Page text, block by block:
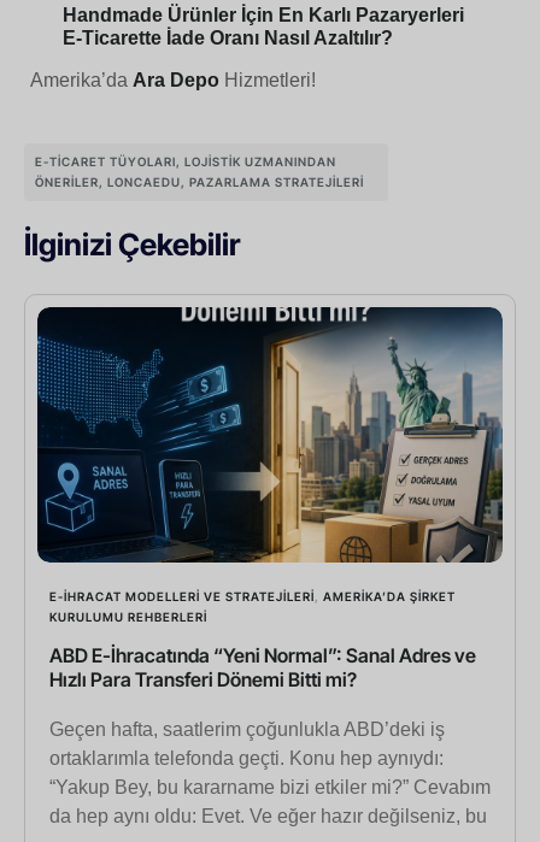
Handmade Ürünler İçin En Karlı Pazaryerleri
E-Ticarette İade Oranı Nasıl Azaltılır?
Amerika’da Ara Depo Hizmetleri!
E-TICARET TÜYOLARI, LOJISTIK UZMANINDAN
ÖNERILER, LONCAEDU, PAZARLAMA STRATEJILERI
İlginizi Çekebilir
E-İHRACAT MODELLERI VE STRATEJILERI
AMERIKA’DA ŞIRKET
KURULUMU REHBERLERI
ABD E-İhracatında “Yeni Normal”: Sanal Adres ve
Hızlı Para Transferi Dönemi Bitti mi?
Geçen hafta, saatlerim çoğunlukla ABD’deki iş
ortaklarımla telefonda geçti. Konu hep aynıydı:
“Yakup Bey, bu kararname bizi etkiler mi?” Cevabım
da hep aynı oldu: Evet. Ve eğer hazır değilseniz, bu